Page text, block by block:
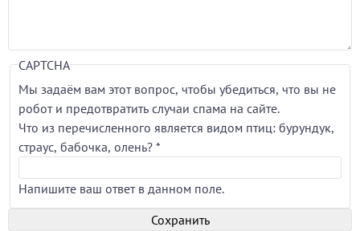
CAPTCHA
Мы задаём вам этот вопрос, чтобы убедиться, что вы не
робот и предотвратить случаи спама на сайте.
Что из перечисленного является видом птиц: бурундук,
страус, бабочка, олень? *
Напишите ваш ответ в данном поле.